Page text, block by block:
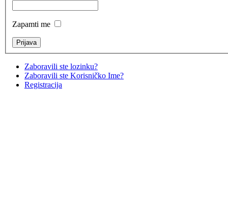
Zapamti me
Zaboravili ste lozinku?
Zaboravili ste Korisničko Ime?
Registracija